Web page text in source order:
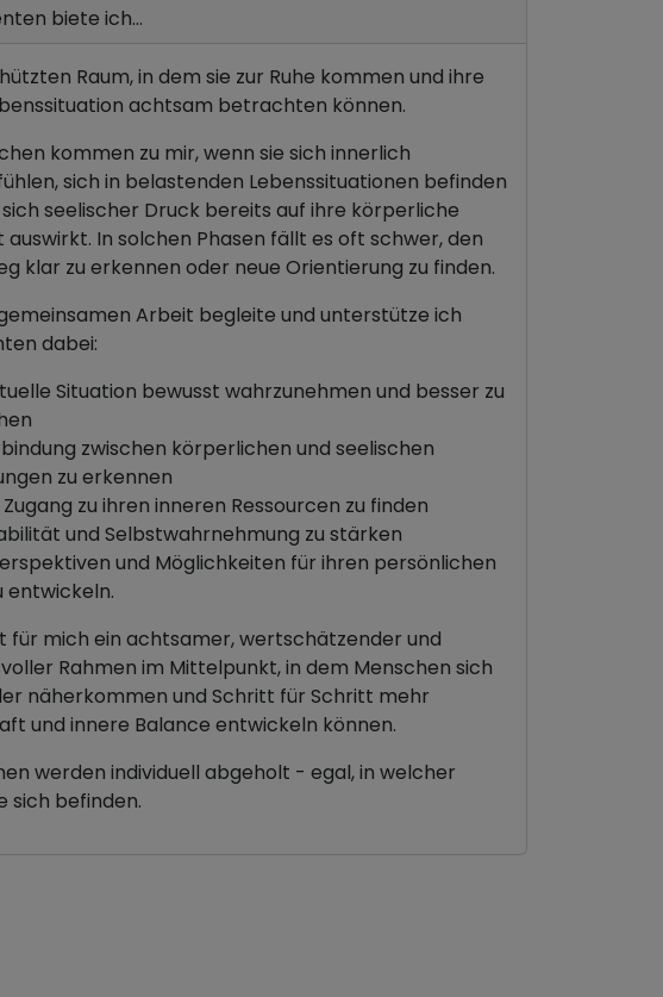
biete ich...
Raum, in dem sie zur Ruhe kommen und ihre
achtsam betrachten können.
kommen zu mir, wenn sie sich innerlich
sich in belastenden Lebenssituationen befinden
seelischer Druck bereits auf ihre körperliche
auswirkt. In solchen Phasen fällt es oft schwer, den
klar zu erkennen oder neue Orientierung zu finden.
Arbeit begleite und unterstütze ich
dabei:
Situation bewusst wahrzunehmen und besser zu
zwischen körperlichen und seelischen
zu erkennen
zu ihren inneren Ressourcen zu finden
und Selbstwahrnehmung zu stärken
und Möglichkeiten für ihren persönlichen
entwickeln.
für mich ein achtsamer, wertschätzender und
Rahmen im Mittelpunkt, in dem Menschen sich
näherkommen und Schritt für Schritt mehr
und innere Balance entwickeln können.
werden individuell abgeholt - egal, in welcher
sich befinden.